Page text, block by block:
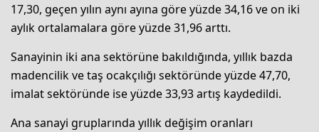
17,30, geçen yılın aynı ayına göre yüzde 34,16 ve on iki
aylık ortalamalara göre yüzde 31,96 arttı.
Sanayinin iki ana sektörüne bakıldığında, yıllık bazda
madencilik ve taş ocakçılığı sektöründe yüzde 47,70,
imalat sektöründe ise yüzde 33,93 artış kaydedildi.
Ana sanayi gruplarında yıllık değişim oranları